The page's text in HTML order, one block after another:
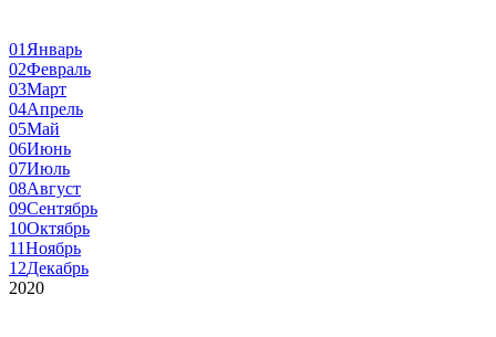
01 Январь
02Февраль
03Март
04Апрель
05Май
06Июнь
07Июль
08Август
09Сентябрь
10Октябрь
11Ноябрь
12Декабрь
2020